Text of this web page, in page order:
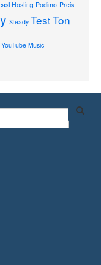
Hosting Podimo Preis
Steady TestTon
YouTube Music